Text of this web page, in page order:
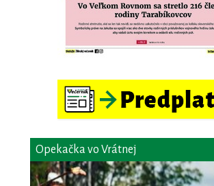
Opekačka vo Vrátnej